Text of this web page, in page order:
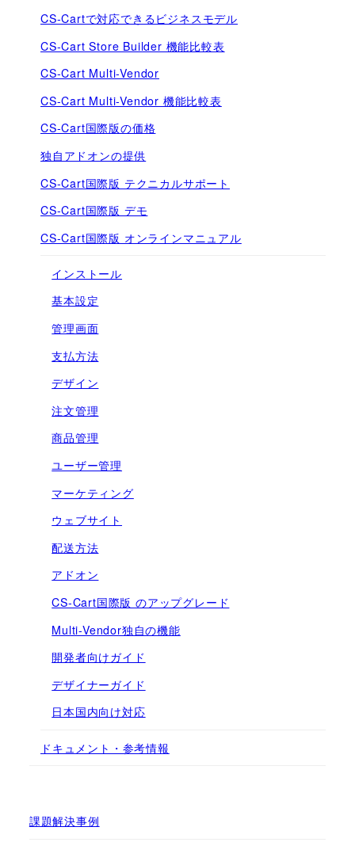
CS-Cartで対応できるビジネスモデル
CS-Cart Store Builder 機能比較表
CS-Cart Multi-Vendor
CS-Cart Multi-Vendor 機能比較表
CS-Cart国際版の価格
独自アドオンの提供
CS-Cart国際版 テクニカルサポート
CS-Cart国際版 デモ
CS-Cart国際版 オンラインマニュアル
インストール
基本設定
管理画面
支払方法
デザイン
注文管理
商品管理
ユーザー管理
マーケティング
ウェブサイト
配送方法
アドオン
CS-Cart国際版 のアップグレード
Multi-Vendor独自の機能
開発者向けガイド
デザイナーガイド
日本国内向け対応
ドキュメント・参考情報
課題解決事例